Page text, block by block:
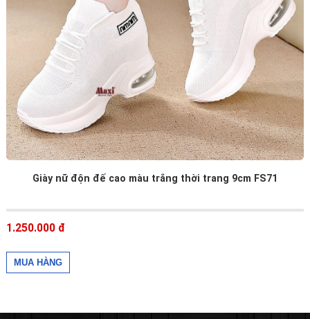
Giày nữ độn đế cao màu trắng thời trang 9cm FS71
1.250.000 đ